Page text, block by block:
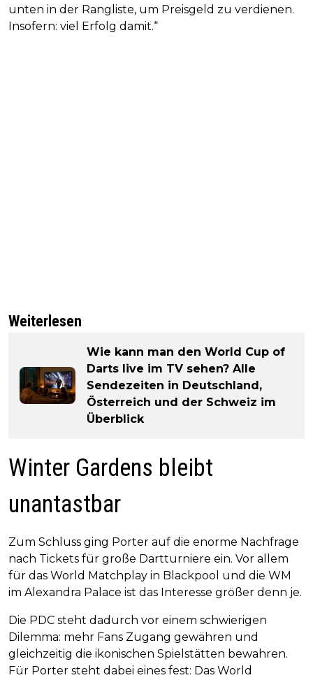
unten in der Rangliste, um Preisgeld zu verdienen.
Insofern: viel Erfolg damit.“
Weiterlesen
Wie kann man den World Cup of
Darts live im TV sehen? Alle
Sendezeiten in Deutschland,
Österreich und der Schweiz im
Überblick
Winter Gardens bleibt
unantastbar
Zum Schluss ging Porter auf die enorme Nachfrage
nach Tickets für große Dartturniere ein. Vor allem
für das World Matchplay in Blackpool und die WM
im Alexandra Palace ist das Interesse größer denn je.
Die PDC steht dadurch vor einem schwierigen
Dilemma: mehr Fans Zugang gewähren und
gleichzeitig die ikonischen Spielstätten bewahren.
Für Porter steht dabei eines fest: Das World